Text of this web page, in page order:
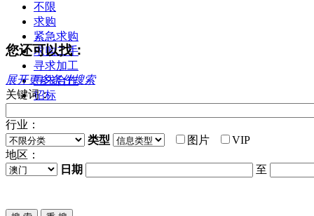
不限
求购
紧急求购
求购二手
寻求加工
寻求合作
招标
您还可以找：
展开更多条件搜索
关键词：
行业：
类型
图片
VIP
地区：
日期
至